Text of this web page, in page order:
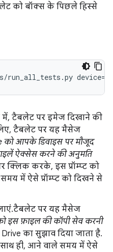
को बॉक्स के पिछले हिस्से
टैबलेट पर इमेज दिखाने की
टैबलेट पर यह मैसेज
को आपके डिवाइस पर मौजूद
ऐक्सेस करने की अनुमति
क्लिक करके, इस प्रॉम्प्ट को
में ऐसे प्रॉम्प्ट को दिखने से
टैबलेट पर यह मैसेज
इस फ़ाइल की कॉपी सेव करनी
का सुझाव दिया जाता है.
साथ ही, आने वाले समय में ऐसे